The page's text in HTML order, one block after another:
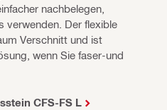
nachbelegen,
verwenden. Der flexible
Verschnitt und ist
wenn Sie faser-und
CFS-FS L